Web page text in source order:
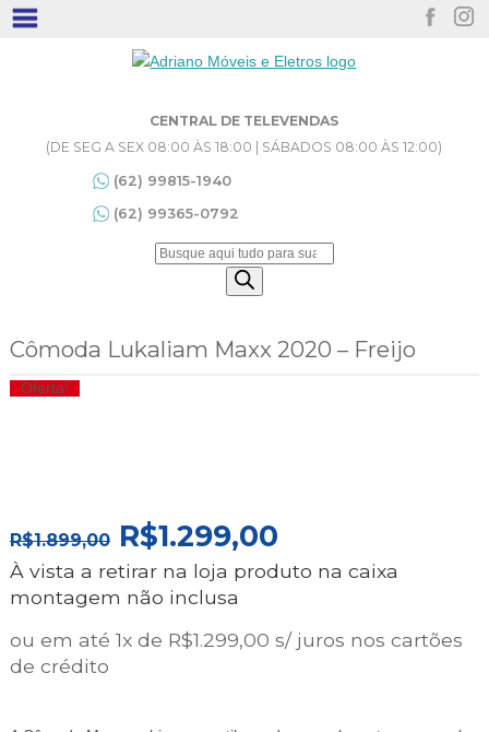
CENTRAL DE TELEVENDAS
(DE SEG A SEX 08:00 ÀS 18:00 | SÁBADOS 08:00 ÀS 12:00)
(62) 99815-1940
(62) 99365-0792
Pesquisar
Cômoda Lukaliam Maxx 2020 – Freijo
Oferta!
R$1.899,00 O
PREÇO
ORIGINAL
ERA:
R$1.899,00.
R$1.299,00O
PREÇO
ATUAL
R$1.299,00.
À vista a retirar na loja produto na caixa
montagem não inclusa
ou em até 1x de R$1.299,00 s/ juros nos cartões
de crédito